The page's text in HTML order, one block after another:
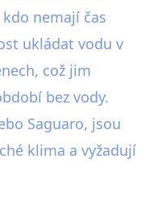
nemají čas
ukládat vodu v
což jim
bez vody.
Saguaro, jsou
klima a vyžadují